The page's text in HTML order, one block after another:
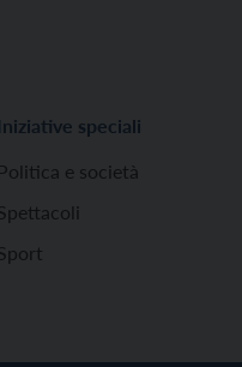
Iniziative speciali
Politica e società